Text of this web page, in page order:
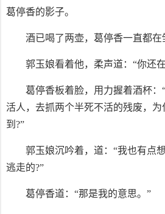
葛停香的影子。
酒已喝了两壶，葛停香一直都在
郭玉娘看着他，柔声道：“你还
葛停香板着脸，用力握着酒杯：
活人，去抓两个半死不活的残废，
到?”
郭玉娘沉吟着，道：“我也有点
逃走的?”
葛停香道：“那是我的意思。”